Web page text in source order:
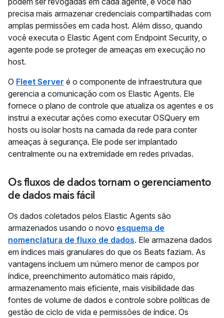
precisa mais armazenar credenciais compartilhadas com
amplas permissões em cada host. Além disso, quando
você executa o Elastic Agent com Endpoint Security, o
agente pode se proteger de ameaças em execução no
host.
O Fleet Server é o componente de infraestrutura que
gerencia a comunicação com os Elastic Agents. Ele
fornece o plano de controle que atualiza os agentes e os
instrui a executar ações como executar OSQuery em
hosts ou isolar hosts na camada da rede para conter
ameaças à segurança. Ele pode ser implantado
centralmente ou na extremidade em redes privadas.
Os fluxos de dados tornam o gerenciamento
de dados mais fácil
Os dados coletados pelos Elastic Agents são
armazenados usando o novo esquema de
nomenclatura de fluxo de dados. Ele armazena dados
em índices mais granulares do que os Beats faziam. As
vantagens incluem um número menor de campos por
índice, preenchimento automático mais rápido,
armazenamento mais eficiente, mais visibilidade das
fontes de volume de dados e controle sobre políticas de
gestão de ciclo de vida e permissões de índice. Os